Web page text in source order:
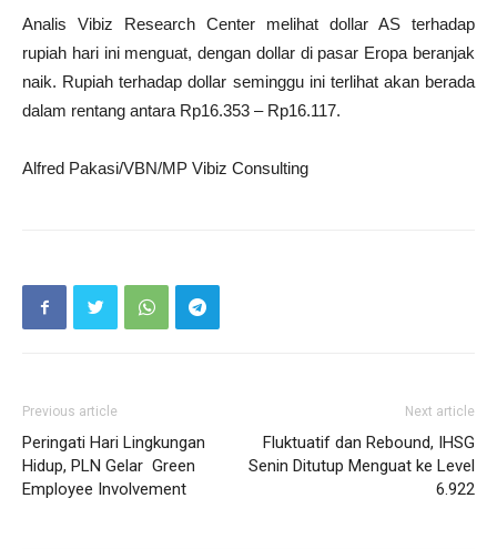
Analis Vibiz Research Center melihat dollar AS terhadap
rupiah hari ini menguat, dengan dollar di pasar Eropa beranjak
naik. Rupiah terhadap dollar seminggu ini terlihat akan berada
dalam rentang antara Rp16.353 – Rp16.117.
Alfred Pakasi/VBN/MP Vibiz Consulting
Previous article
Peringati Hari Lingkungan
Hidup, PLN Gelar Green
Employee Involvement
Next article
Fluktuatif dan Rebound, IHSG
Senin Ditutup Menguat ke Level
6.922